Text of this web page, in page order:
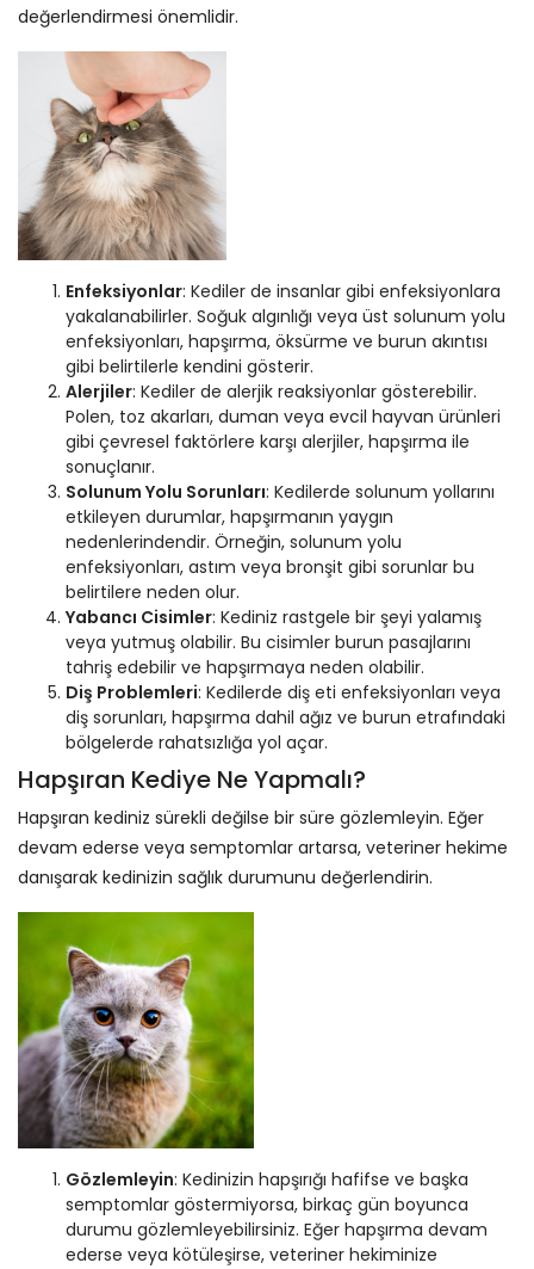
değerlendirmesi önemlidir.
Enfeksiyonlar: Kediler de insanlar gibi enfeksiyonlara
yakalanabilirler. Soğuk algınlığı veya üst solunum yolu
enfeksiyonları, hapşırma, öksürme ve burun akıntısı
gibi belirtilerle kendini gösterir.
Alerjiler: Kediler de alerjik reaksiyonlar gösterebilir.
Polen, toz akarları, duman veya evcil hayvan ürünleri
gibi çevresel faktörlere karşı alerjiler, hapşırma ile
sonuçlanır.
Solunum Yolu Sorunları: Kedilerde solunum yollarını
etkileyen durumlar, hapşırmanın yaygın
nedenlerindendir. Örneğin, solunum yolu
enfeksiyonları, astım veya bronşit gibi sorunlar bu
belirtilere neden olur.
Yabancı Cisimler: Kediniz rastgele bir şeyi yalamış
veya yutmuş olabilir. Bu cisimler burun pasajlarını
tahriş edebilir ve hapşırmaya neden olabilir.
Diş Problemleri: Kedilerde diş eti enfeksiyonları veya
diş sorunları, hapşırma dahil ağız ve burun etrafındaki
bölgelerde rahatsızlığa yol açar.
Hapşıran Kediye Ne Yapmalı?
Hapşıran kediniz sürekli değilse bir süre gözlemleyin. Eğer
devam ederse veya semptomlar artarsa, veteriner hekime
danışarak kedinizin sağlık durumunu değerlendirin.
Gözlemleyin: Kedinizin hapşırığı hafifse ve başka
semptomlar göstermiyorsa, birkaç gün boyunca
durumu gözlemleyebilirsiniz. Eğer hapşırma devam
ederse veya kötüleşirse, veteriner hekiminize